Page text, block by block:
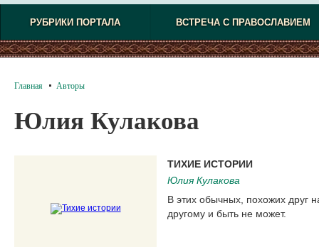
РУБРИКИ ПОРТАЛА ВСТРЕЧА С ПРАВОСЛАВИЕМ
Главная Авторы
Юлия Кулакова
ТИХИЕ ИСТОРИИ
Юлия Кулакова
В этих обычных, похожих друг
другому и быть не может.